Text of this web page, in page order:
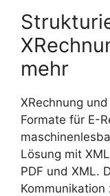
mehr
XRechnung und
Formate für E-
Lösung mit
PDF und XML.